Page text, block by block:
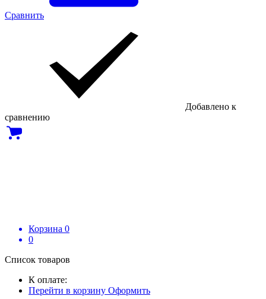
Сравнить
Добавлено к
сравнению
Корзина 0
0
Список товаров
К оплате:
Перейти в корзину Оформить